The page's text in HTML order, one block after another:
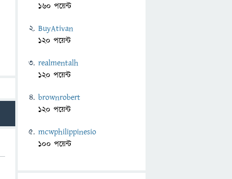
160 পয়েন্ট
BuyAtivan
120 পয়েন্ট
realmentalh
120 পয়েন্ট
brownrobert
120 পয়েন্ট
mcwphilippinesio
100 পয়েন্ট